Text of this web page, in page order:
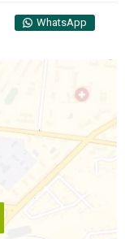
WhatsApp